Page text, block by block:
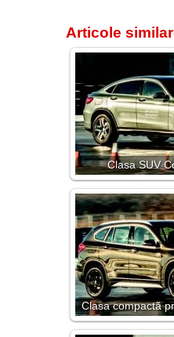
Articole
Clasa SUV
Clasa compactă